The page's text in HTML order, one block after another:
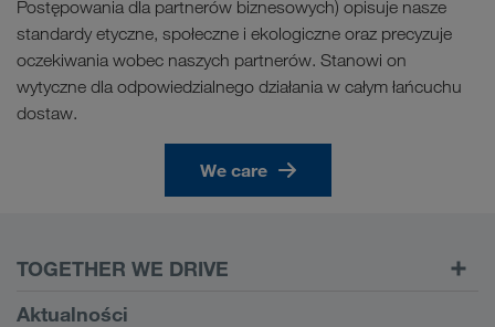
Postępowania dla partnerów biznesowych) opisuje nasze
standardy etyczne, społeczne i ekologiczne oraz precyzuje
oczekiwania wobec naszych partnerów. Stanowi on
wytyczne dla odpowiedzialnego działania w całym łańcuchu
dostaw.
We care
TOGETHER WE DRIVE
WE LOAD
Aktualności